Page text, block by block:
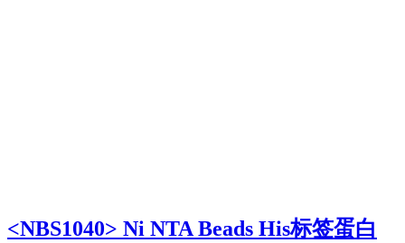
<NBS1040> Ni NTA Beads His标签蛋白